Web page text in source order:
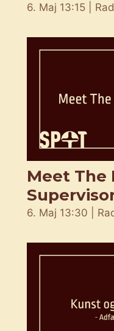
6. Maj 13:15 |
Meet The
6. Maj 13:30 |